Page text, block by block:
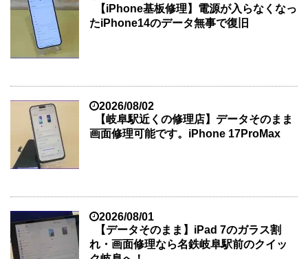
【iPhone基板修理】電源が入らなくなっ
たiPhone14のデータ無事で復旧
2026/08/02
【岐阜駅近くの修理店】データそのまま
画面修理可能です。iPhone 17ProMax
2026/08/01
【データそのまま】iPad 7のガラス割
れ・画面修理なら名鉄岐阜駅前のクイッ